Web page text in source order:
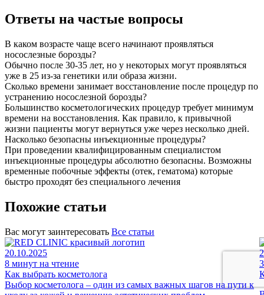
Ответы на частые вопросы
В каком возрасте чаще всего начинают проявляться
носослезные борозды?
Обычно после 30-35 лет, но у некоторых могут проявляться
уже в 25 из-за генетики или образа жизни.
Сколько времени занимает восстановление после процедур по
устранению носослезной борозды?
Большинство косметологических процедур требует минимум
времени на восстановления. Как правило, к привычной
жизни пациенты могут вернуться уже через несколько дней.
Насколько безопасны инъекционные процедуры?
При проведении квалифицированным специалистом
инъекционные процедуры абсолютно безопасны. Возможны
временные побочные эффекты (отек, гематома) которые
быстро проходят без специального лечения
Похожие статьи
Вас могут заинтересовать Все статьи
20.10.2025
8 минут на чтение
Как выбрать косметолога
Выбор косметолога – один из самых важных шагов на пути к